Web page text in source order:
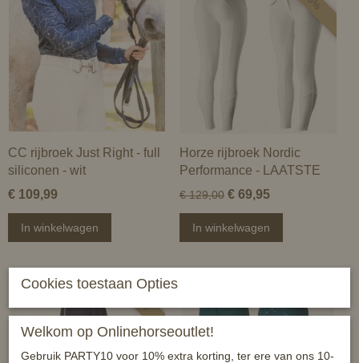
CC rijbroek Just Right - full
siliconen - wit
€ 109,99
In winkelwagen
Horze rijbroek Nordic
Performance - LAATSTE
€ 129,00 € 69,95
In winkelwagen
Cookies toestaan Opties
Welkom op Onlinehorseoutlet!
Gebruik PARTY10 voor 10% extra korting, ter ere van ons 10-